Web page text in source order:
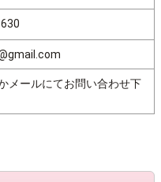
メールにてお問い合わせ下